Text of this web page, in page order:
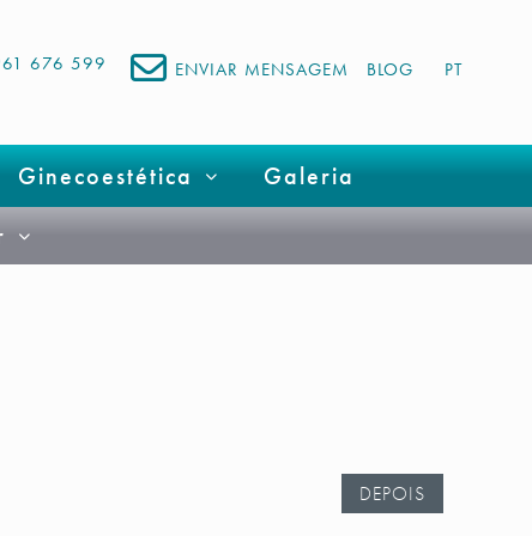
PT
BLOG
ENVIAR MENSAGEM
676 599
Ginecoestética
Galeria
DEPOIS